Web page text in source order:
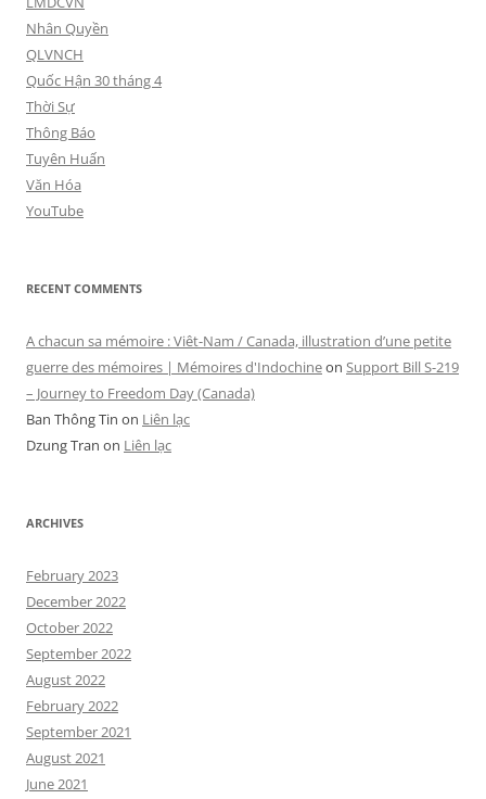
Nhân Quyền
QLVNCH
Quốc Hận 30 tháng 4
Thời Sự
Thông Báo
Tuyên Huấn
Văn Hóa
YouTube
RECENT COMMENTS
A chacun sa mémoire : Viêt-Nam / Canada, illustration d’une petite
guerre des mémoires | Mémoires d'Indochineon Support Bill S-219
– Journey to Freedom Day (Canada)
Ban Thông Tin on Liên lạc
Dzung Tran on Liên lạc
ARCHIVES
February 2023
December 2022
October 2022
September 2022
August 2022
February 2022
September 2021
August 2021
June 2021